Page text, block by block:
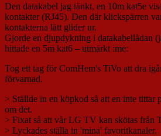
Den datakabel jag tänkt, en 10m kat5e
kontakter (RJ45). Den där klickspärren
kontakterna lätt glider ur.
Gjorde en djupdykning i datakabellådan
hittade en 5m kat6 – utmärkt :me:
Tog ett tag för ComHem's TiVo att dra
förvarnad.
> Ställde in en köpkod så att en inte tittar
om det.
> Fixat så att vår LG TV kan skötas från
> Lyckades ställa in 'mina' favoritkanaler.